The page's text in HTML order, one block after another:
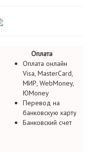
Оплата
Оплата онлайн
Visa, MasterCard,
МИР, WebMoney,
ЮMoney
Перевод на
банковскую карту
Банковский счет